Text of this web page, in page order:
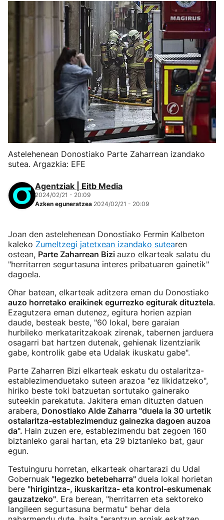
Astelehenean Donostiako Parte Zaharrean izandako
sutea. Argazkia: EFE
Agentziak | Eitb Media
2024/02/21 - 20:09
Azken eguneratzea 2024/02/21 - 20:09
Joan den astelehenean Donostiako Fermin Kalbeton
kaleko Zumeltzegi jatetxean izandako sutearen
ostean, Parte Zaharrean Bizi auzo elkarteak salatu du
"herritarren segurtasuna interes pribatuaren gainetik"
dagoela.
Ohar batean, elkarteak aditzera eman du Donostiako
auzo horretako eraikinek egurrezko egiturak dituztela.
Ezagutzera eman dutenez, egitura horien azpian
daude, besteak beste, "60 lokal, bere garaian
hurbileko merkataritzakoak zirenak, tabernen jarduera
osagarri bat hartzen dutenak, gehienak lizentziarik
gabe, kontrolik gabe eta Udalak ikuskatu gabe".
Parte Zaharren Bizi elkarteak eskatu du ostalaritza-
establezimenduetako suteen arazoa "ez likidatzeko",
hiriko beste toki batzuetan sortutako gainerako
suteekin parekatuta. Jakitera eman dituzten datuen
arabera, Donostiako Alde Zaharra "duela ia 30 urtetik
ostalaritza-establezimenduz gainezka dagoen auzoa
da". Hain zuzen ere, establezimendu bat zegoen 160
biztanleko garai hartan, eta 29 biztanleko bat, gaur
egun.
Testuinguru horretan, elkarteak ohartarazi du Udal
Gobernuak "legezko betebeharra" duela lokal horietan
bere "hirigintza-, ikuskaritza- eta kontrol-eskumenak
gauzatzeko". Era berean, "herritarren eta sektoreko
langileen segurtasuna bermatu" behar dela